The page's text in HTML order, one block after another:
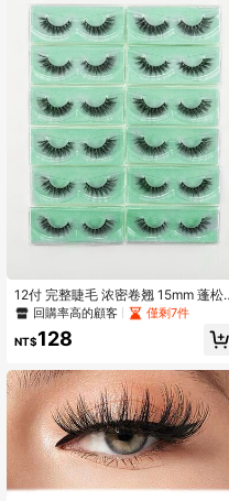
12付 完整睫毛 浓密卷翘 15mm 蓬松
纤细假睫毛 日常假睫毛 长条睫毛 睫
回購率高的顧客 僅剩7件
NT$128